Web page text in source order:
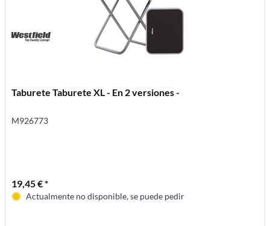
Taburete Taburete XL - En 2 versiones -
M926773
19,45 € *
Actualmente no disponible, se puede pedir